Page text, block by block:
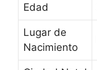
Edad
Lugar de
Nacimiento